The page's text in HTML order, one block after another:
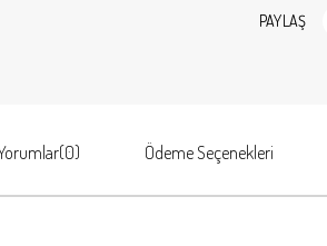
PAYLAŞ
(0) Ödeme Seçenekleri